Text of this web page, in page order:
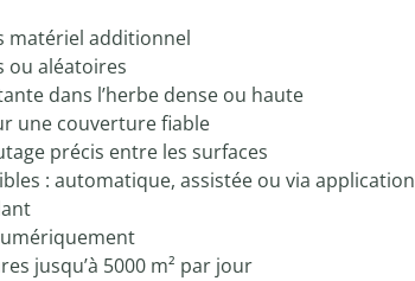
matériel additionnel
ou aléatoires
dans l’herbe dense ou haute
une couverture fiable
précis entre les surfaces
: automatique, assistée ou via application
jusqu’à 5000 m² par jour